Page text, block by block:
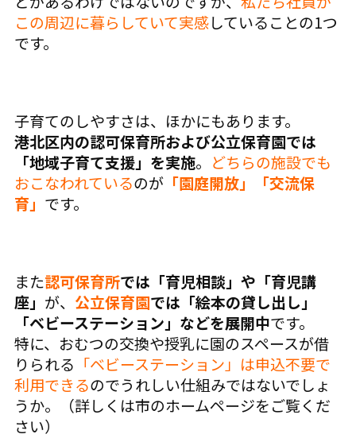
この周辺に暮らしていて実感していることの1つ
です。
子育てのしやすさは、ほかにもあります。
港北区内の認可保育所および公立保育園では
「地域子育て支援」を実施。 どちらの施設でも
おこなわれているのが「園庭開放」「交流保
育」 です。
また認可保育所では「育児相談」や「育児講
座」 が、 公立保育園では「絵本の貸し出し」
「ベビーステーション」などを展開中です。
特に、おむつの交換や授乳に園のスペースが借
りられる 「ベビーステーション」は申込不要で
利用できるのでうれしい仕組みではないでしょ
うか。（詳しくは市のホームページをご覧くだ
さい）